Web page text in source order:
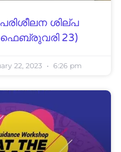
ശില്പ
23)
22, 2023 6:26 pm